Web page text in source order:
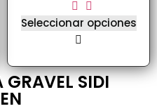
Seleccionar opciones
GRAVEL SIDI